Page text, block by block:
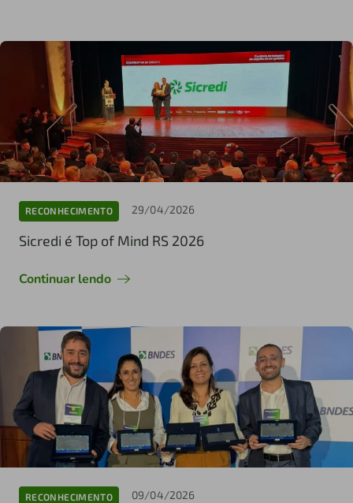
RECONHECIMENTO 29/04/2026
Sicredi é Top of Mind RS 2026
Continuar lendo
RECONHECIMENTO 09/04/2026